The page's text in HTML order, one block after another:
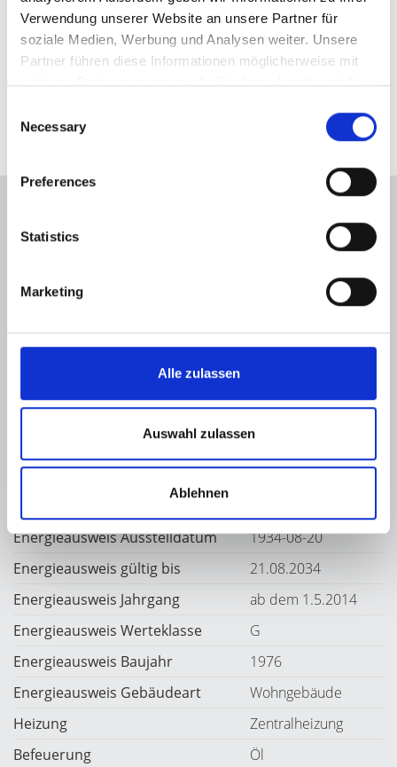
Verwendung unserer Website an unsere Partner für
soziale Medien, Werbung und Analysen weiter. Unsere
Partner führen diese Informationen möglicherweise mit
weiteren Daten zusammen, die Sie ihnen bereitgestellt
gesammelt haben.
Selection
Necessary
Preferences
Statistics
Marketing
Alle zulassen
Auswahl zulassen
Ablehnen
Links
Energieausweis (Bedarfsausweis)
243,50 kWh / (m²*a)
Endenergiebedarf
Weitere Informationen
Energieausweis Ausstelldatum
1934-08-20
Energieausweis gültig bis
21.08.2034
Energieausweis Jahrgang
ab dem 1.5.2014
Energieausweis Werteklasse
G
Energieausweis Baujahr
1976
Energieausweis Gebäudeart
Wohngebäude
Heizung
Zentralheizung
Befeuerung
Öl